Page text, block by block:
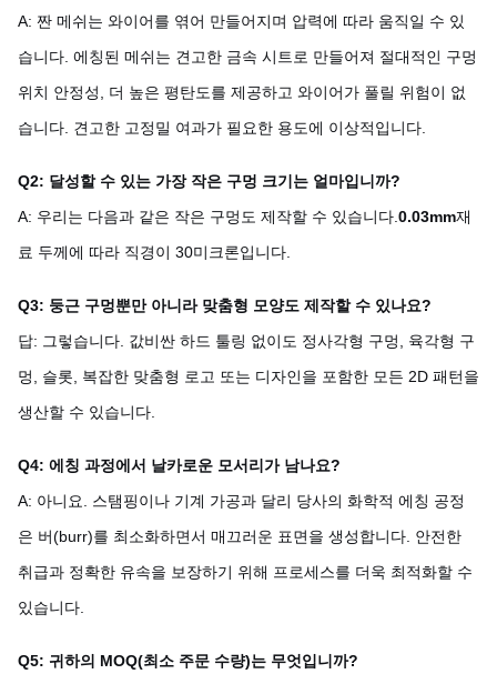
A: 짠 메쉬는 와이어를 엮어 만들어지며 압력에 따라 움직일 수 있
습니다. 에칭된 메쉬는 견고한 금속 시트로 만들어져 절대적인 구멍
위치 안정성, 더 높은 평탄도를 제공하고 와이어가 풀릴 위험이 없
습니다. 견고한 고정밀 여과가 필요한 용도에 이상적입니다.
Q2: 달성할 수 있는 가장 작은 구멍 크기는 얼마입니까?
A: 우리는 다음과 같은 작은 구멍도 제작할 수 있습니다.0.03mm재
료 두께에 따라 직경이 30미크론입니다.
Q3: 둥근 구멍뿐만 아니라 맞춤형 모양도 제작할 수 있나요?
답: 그렇습니다. 값비싼 하드 툴링 없이도 정사각형 구멍, 육각형 구
멍, 슬롯, 복잡한 맞춤형 로고 또는 디자인을 포함한 모든 2D 패턴을
생산할 수 있습니다.
Q4: 에칭 과정에서 날카로운 모서리가 남나요?
A: 아니요. 스탬핑이나 기계 가공과 달리 당사의 화학적 에칭 공정
은 버(burr)를 최소화하면서 매끄러운 표면을 생성합니다. 안전한
취급과 정확한 유속을 보장하기 위해 프로세스를 더욱 최적화할 수
있습니다.
Q5: 귀하의 MOQ(최소 주문 수량)는 무엇입니까?